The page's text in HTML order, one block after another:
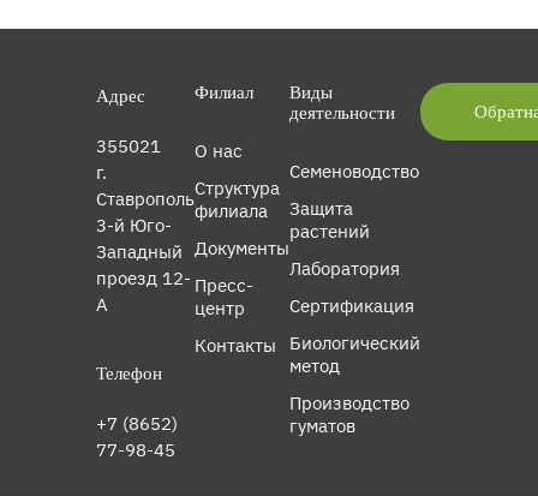
Адрес
355021
г.
Ставрополь
3-й Юго-
Западный
проезд 12-
А
Телефон
+7 (8652)
77-98-45
Филиал
О нас
Структура
филиала
Документы
Пресс-
центр
Контакты
Виды
деятельности
Семеноводство
Защита
растений
Лаборатория
Сертификация
Биологический
метод
Производство
гуматов